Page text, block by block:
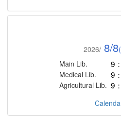
2026/ 8/8
Main Lib.
9
Medical Lib. 9
Agricultural Lib. 9